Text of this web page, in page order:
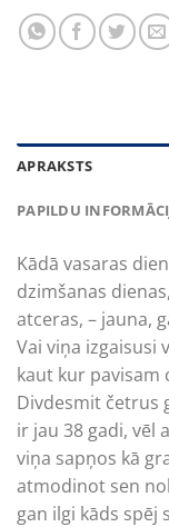
APRAKSTS
PAPILDU
Kādā vasaras
dzimšanas
atceras, – jauna,
Vai viņa izgaisusi
kaut kur pavisam
Divdesmit četrus
ir jau 38 gadi, vēl
viņa sapņos kā
atmodinot sen
gan ilgi kāds